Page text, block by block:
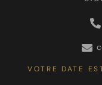
VOTRE DATE